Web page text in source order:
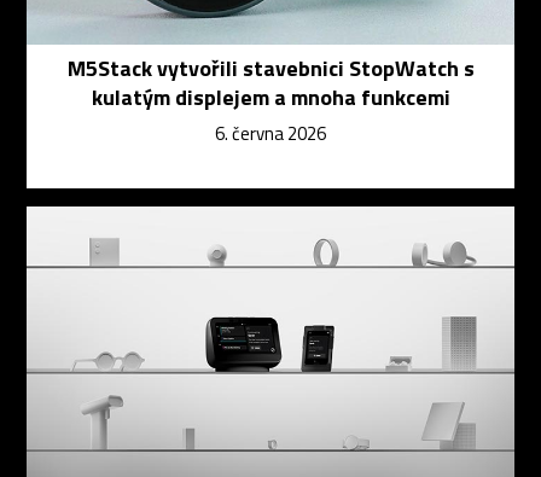
M5Stack vytvořili stavebnici StopWatch s
kulatým displejem a mnoha funkcemi
6. června 2026